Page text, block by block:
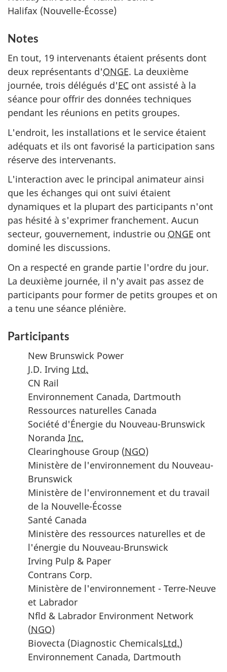
Halifax (Nouvelle-Écosse)
Notes
En tout, 19 intervenants étaient présents dont
deux représentants d'ONGE. La deuxième
journée, trois délégués d'EC ont assisté à la
séance pour offrir des données techniques
pendant les réunions en petits groupes.
L'endroit, les installations et le service étaient
adéquats et ils ont favorisé la participation sans
réserve des intervenants.
L'interaction avec le principal animateur ainsi
que les échanges qui ont suivi étaient
dynamiques et la plupart des participants n'ont
pas hésité à s'exprimer franchement. Aucun
secteur, gouvernement, industrie ou ONGE ont
dominé les discussions.
On a respecté en grande partie l'ordre du jour.
La deuxième journée, il n'y avait pas assez de
participants pour former de petits groupes et on
a tenu une séance plénière.
Participants
New Brunswick Power
J.D. Irving Ltd.
CN Rail
Environnement Canada, Dartmouth
Ressources naturelles Canada
Société d'Énergie du Nouveau-Brunswick
Noranda Inc.
Clearinghouse Group (NGO)
Ministère de l'environnement du Nouveau-
Brunswick
Ministère de l'environnement et du travail
de la Nouvelle-Écosse
Santé Canada
Ministère des ressources naturelles et de
l'énergie du Nouveau-Brunswick
Irving Pulp & Paper
Contrans Corp.
Ministère de l'environnement - Terre-Neuve
et Labrador
Nfld & Labrador Environment Network
(NGO)
Biovecta (Diagnostic ChemicalsLtd.)
Environnement Canada, Dartmouth